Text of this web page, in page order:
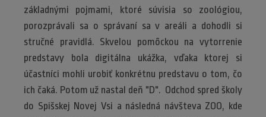
základnými pojmami, ktoré súvisia so zoológiou,
porozprávali sa o správaní sa v areáli a dohodli si
stručné pravidlá. Skvelou pomôckou na vytorrenie
predstavy bola digitálna ukážka, vďaka ktorej si
účastníci mohli urobiť konkrétnu predstavu o tom, čo
ich čaká. Potom už nastal deň "D". Odchod spred školy
do Spišskej Novej Vsi a následná návšteva ZOO, kde